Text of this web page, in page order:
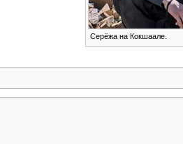
Серёжа на Кокшаале.